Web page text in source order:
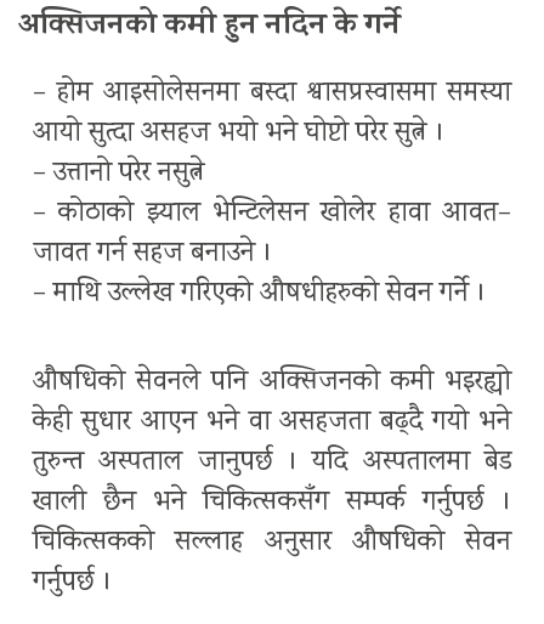
अक्सिजनको कमी हुन नदिन के गर्ने
– होम आइसोलेसनमा बस्दा श्वासप्रस्वासमा समस्या
आयो सुत्दा असहज भयो भने घोप्टो परेर सुत्ने ।
– उत्तानो परेर नसुत्ने
– कोठाको झ्याल भेन्टिलेसन खोलेर हावा आवत–
जावत गर्न सहज बनाउने ।
– माथि उल्लेख गरिएको औषधीहरुको सेवन गर्ने ।
औषधिको सेवनले पनि अक्सिजनको कमी भइरह्यो
केही सुधार आएन भने वा असहजता बढ्दै गयो भने
तुरुन्त अस्पताल जानुपर्छ । यदि अस्पतालमा बेड
खाली छैन भने चिकित्सकसँग सम्पर्क गर्नुपर्छ ।
चिकित्सकको सल्लाह अनुसार औषधिको सेवन
गर्नुपर्छ ।